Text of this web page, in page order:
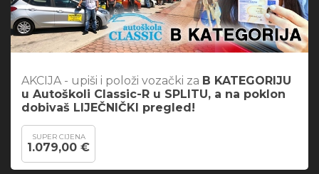
AKCIJA - upiši i položi vozački za B KATEGORIJU
u Autoškoli Classic-R u SPLITU, a na poklon
dobivaš LIJEČNIČKI pregled!
SUPER CIJENA
1.079,00 €